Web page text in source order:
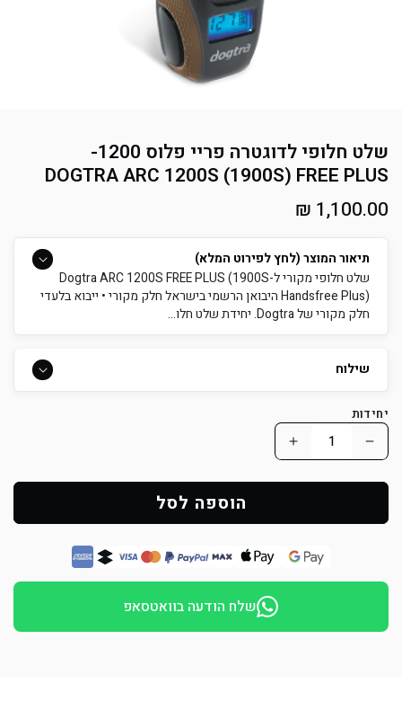
שלט חלופי לדוגטרה פריי פלוס 1200-
DOGTRA ARC 1200S (1900S) FREE PLUS
מחיר
רגיל
1,100.00 ₪
תיאור המוצר (לחץ לפירוט המלא)
שלט חלופי מקורי ל-Dogtra ARC 1200S FREE PLUS (1900S
Handsfree Plus) היבואן הרשמי בישראל חלק מקורי • ייבוא בלעדי
חלק מקורי של Dogtra. יחידת שלט חלו...
שילוח
יחידות
הפחת
כמות
שלט
הוסף
כמות
שלט
חלופי
פריי
פלוס
הוספה לסל
שלח הודעה בוואטסאפ